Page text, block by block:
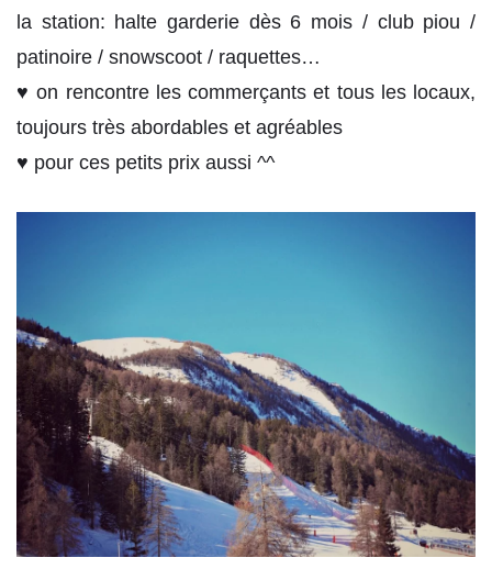
la station: halte garderie dès 6 mois / club piou /
patinoire / snowscoot / raquettes…
♥ on rencontre les commerçants et tous les locaux,
toujours très abordables et agréables
♥ pour ces petits prix aussi ^^